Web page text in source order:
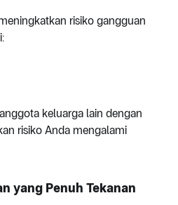
risiko gangguan
keluarga lain dengan
risiko Anda mengalami
yang Penuh Tekanan